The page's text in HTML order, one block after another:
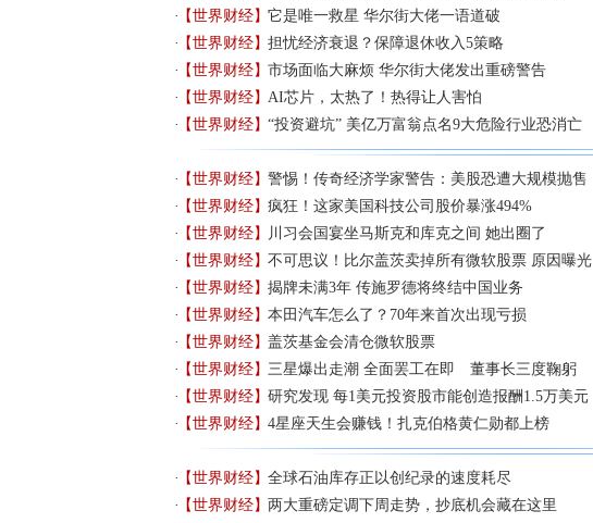
【世界财经】它是唯一救星 华尔街大佬一语道破
【世界财经】担忧经济衰退？保障退休收入5策略
【世界财经】市场面临大麻烦 华尔街大佬发出重磅警告
【世界财经】AI芯片，太热了！热得让人害怕
【世界财经】“投资避坑” 美亿万富翁点名9大危险行业恐消亡
【世界财经】警惕！传奇经济学家警告：美股恐遭大规模抛售
【世界财经】疯狂！这家美国科技公司股价暴涨494%
【世界财经】 川习会国宴坐马斯克和库克之间 她出圈了
【世界财经】不可思议！比尔盖茨卖掉所有微软股票 原因曝光
【世界财经】揭牌未满3年 传施罗德将终结中国业务
【世界财经】本田汽车怎么了？70年来首次出现亏损
【世界财经】盖茨基金会清仓微软股票
【世界财经】三星爆出走潮 全面罢工在即 董事长三度鞠躬
【世界财经】研究发现 每1美元投资股市能创造报酬1.5万美元
【世界财经】4星座天生会赚钱！扎克伯格黄仁勋都上榜
【世界财经】全球石油库存正以创纪录的速度耗尽
【世界财经】两大重磅定调下周走势，抄底机会藏在这里